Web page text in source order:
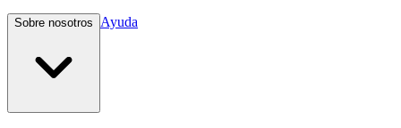
Sobre nosotros Ayuda